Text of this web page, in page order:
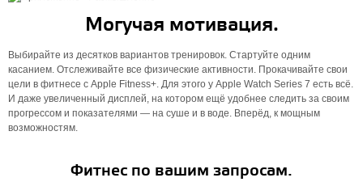
Могучая мотивация.
Выбирайте из десятков вариантов тренировок. Стартуйте одним
касанием. Отслеживайте все физические активности. Прокачивайте свои
цели в фитнесе с Apple Fitness+. Для этого у Apple Watch Series 7 есть всё.
И даже увеличенный дисплей, на котором ещё удобнее следить за своим
прогрессом и показате­лями — на суше и в воде. Вперёд, к мощным
возможностям.
Фитнес по вашим запросам.